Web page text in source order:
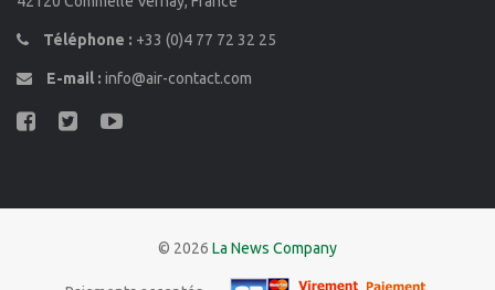
Téléphone : +33 (0)4 77 72 32 25
E-mail : info@air-contact.com
© 2026 La News Company